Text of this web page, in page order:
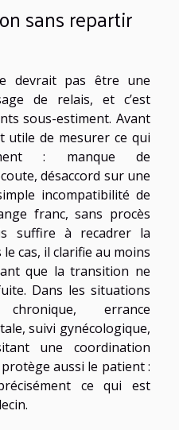
sans repartir
devrait pas être une
de relais, et c’est
sous-estiment. Avant
utile de mesurer ce qui
: manque de
désaccord sur une
incompatibilité de
franc, sans procès
suffire à recadrer la
cas, il clarifie au moins
que la transition ne
Dans les situations
errance
suivi gynécologique,
une coordination
aussi le patient :
ce qui est